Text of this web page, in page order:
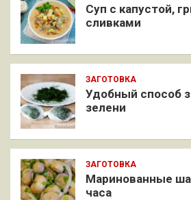
Суп с капустой,
сливками
ЗАГОТОВКА
Удобный способ
зелени
ЗАГОТОВКА
Маринованные
часа